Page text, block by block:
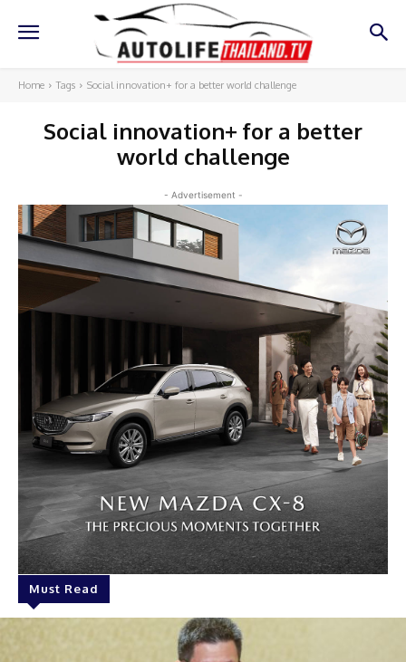
Home Tags Social innovation+ for a better world challenge
Social innovation+ for a better
world challenge
- Advertisement -
Must Read